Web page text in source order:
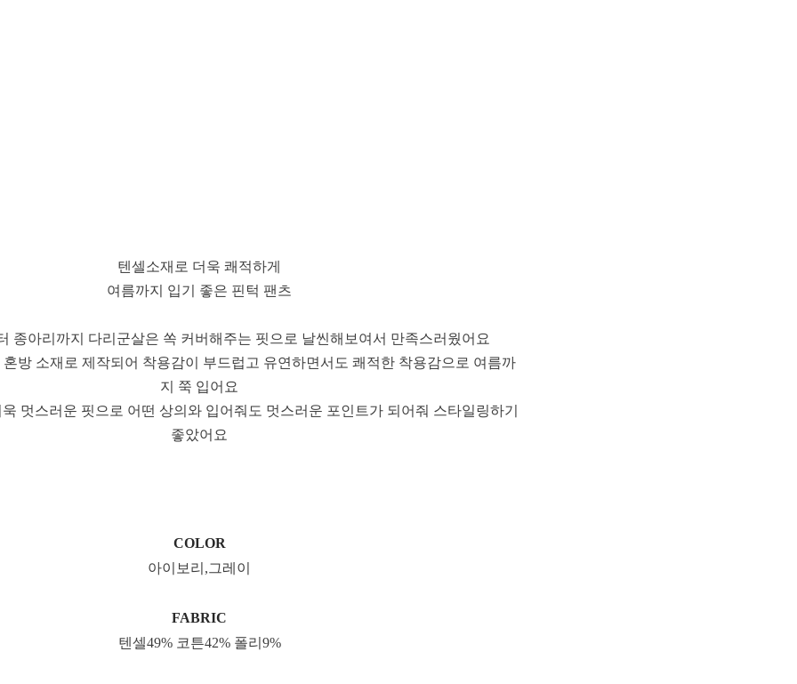
텐셀소재로 더욱 쾌적하게
여름까지 입기 좋은 핀턱 팬츠
종아리까지 다리군살은 쏙 커버해주는 핏으로 날씬해보여서 만족스러웠어요
방 소재로 제작되어 착용감이 부드럽고 유연하면서도 쾌적한 착용감으로 여름까
지 쭉 입어요
멋스러운 핏으로 어떤 상의와 입어줘도 멋스러운 포인트가 되어줘 스타일링하기
좋았어요
COLOR
아이보리,그레이
FABRIC
텐셀49% 코튼42% 폴리9%